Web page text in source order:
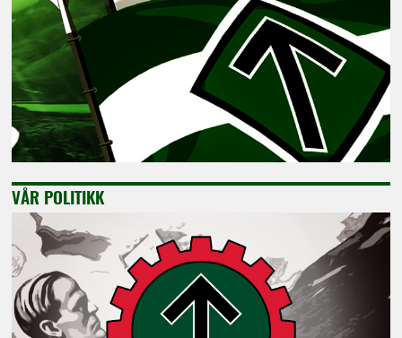
VÅR POLITIKK